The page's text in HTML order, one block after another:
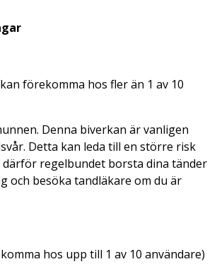
förekomma hos fler än 1 av 10
Denna biverkan är vanligen
Detta kan leda till en större risk
regelbundet borsta dina tänder
och besöka tandläkare om du är
hos upp till 1 av 10 användare)